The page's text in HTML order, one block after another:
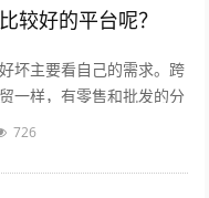
较好的平台呢？
坏主要看自己的需求。跨
一样，有零售和批发的分
卖家，那么零售还是批发
726